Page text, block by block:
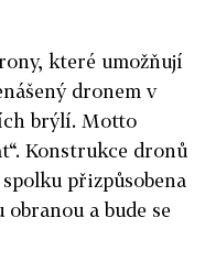
které umožňují
dronem v
brýlí. Motto
Konstrukce dronů
přizpůsobena
a bude se